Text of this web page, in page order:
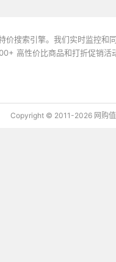
搜索引擎。我们实时监控和
高性价比商品和打折促销
Copyright © 2011-2026 网购